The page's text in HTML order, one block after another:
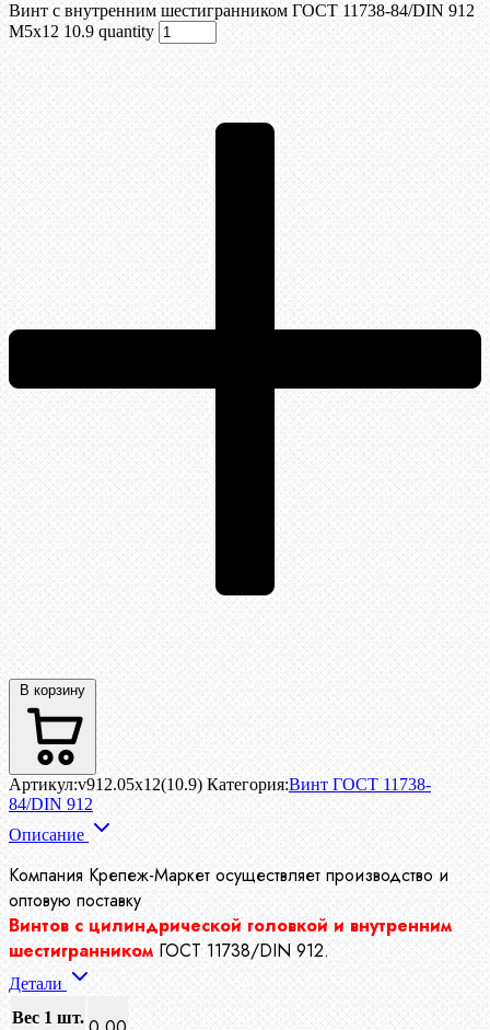
Винт c внутренним шестигранником ГОСТ 11738-84/DIN 912
М5x12 10.9 quantity
В корзину
Артикул:v912.05x12(10.9) Категория:Винт ГОСТ 11738-
84/DIN 912
Описание
Компания Крепеж-Маркет осуществляет производство и
оптовую поставку
Винтов с цилиндрической головкой и внутренним
шестигранником ГОСТ 11738/DIN 912.
Детали
Вес 1 шт.